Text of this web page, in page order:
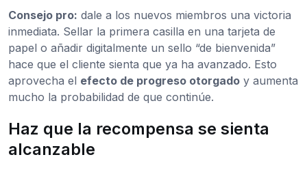
Consejo pro: dale a los nuevos miembros una victoria
inmediata. Sellar la primera casilla en una tarjeta de
papel o añadir digitalmente un sello “de bienvenida”
hace que el cliente sienta que ya ha avanzado. Esto
aprovecha el efecto de progreso otorgado y aumenta
mucho la probabilidad de que continúe.
Haz que la recompensa se sienta
alcanzable